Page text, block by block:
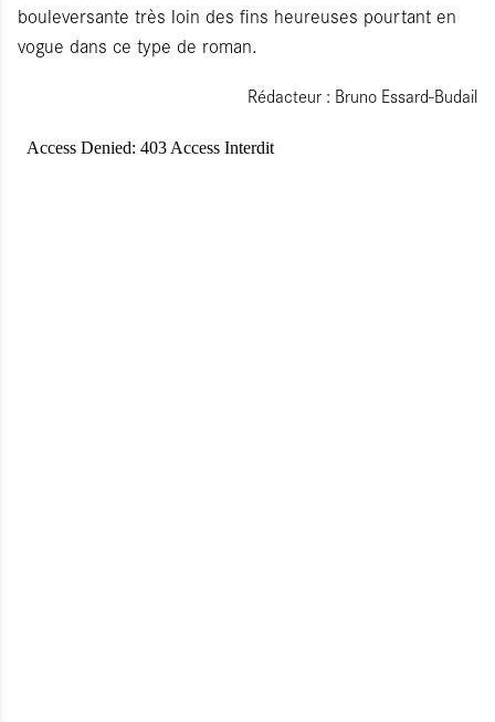
bouleversante très loin des fins heureuses pourtant en
vogue dans ce type de roman.
Rédacteur : Bruno Essard-Budail